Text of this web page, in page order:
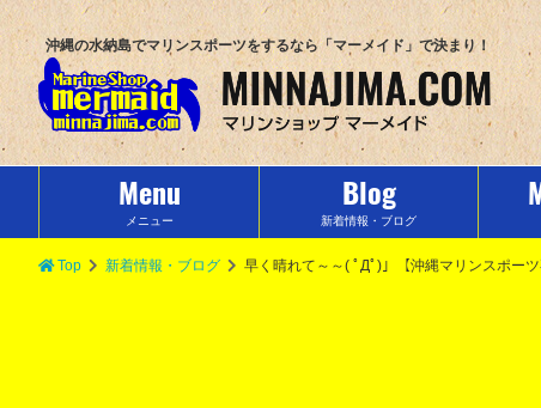
沖縄の水納島でマリンスポーツをするなら「マーメイド」で決まり！
Menu
メニュー
Blog
新着情報・ブログ
Top 新着情報・ブログ 早く晴れて～～( ﾟДﾟ)」【沖縄マリンスポー